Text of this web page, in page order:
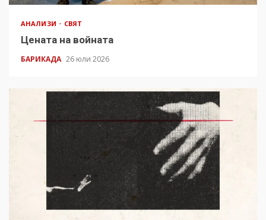
АНАЛИЗИ СВЯТ
Цената на войната
БАРИКАДА 26 юли 2026